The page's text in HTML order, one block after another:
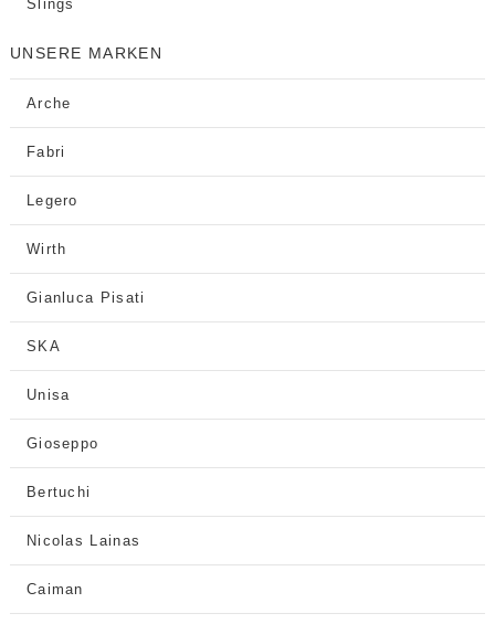
Slings
UNSERE MARKEN
Arche
Fabri
Legero
Wirth
Gianluca Pisati
SKA
Unisa
Gioseppo
Bertuchi
Nicolas Lainas
Caiman